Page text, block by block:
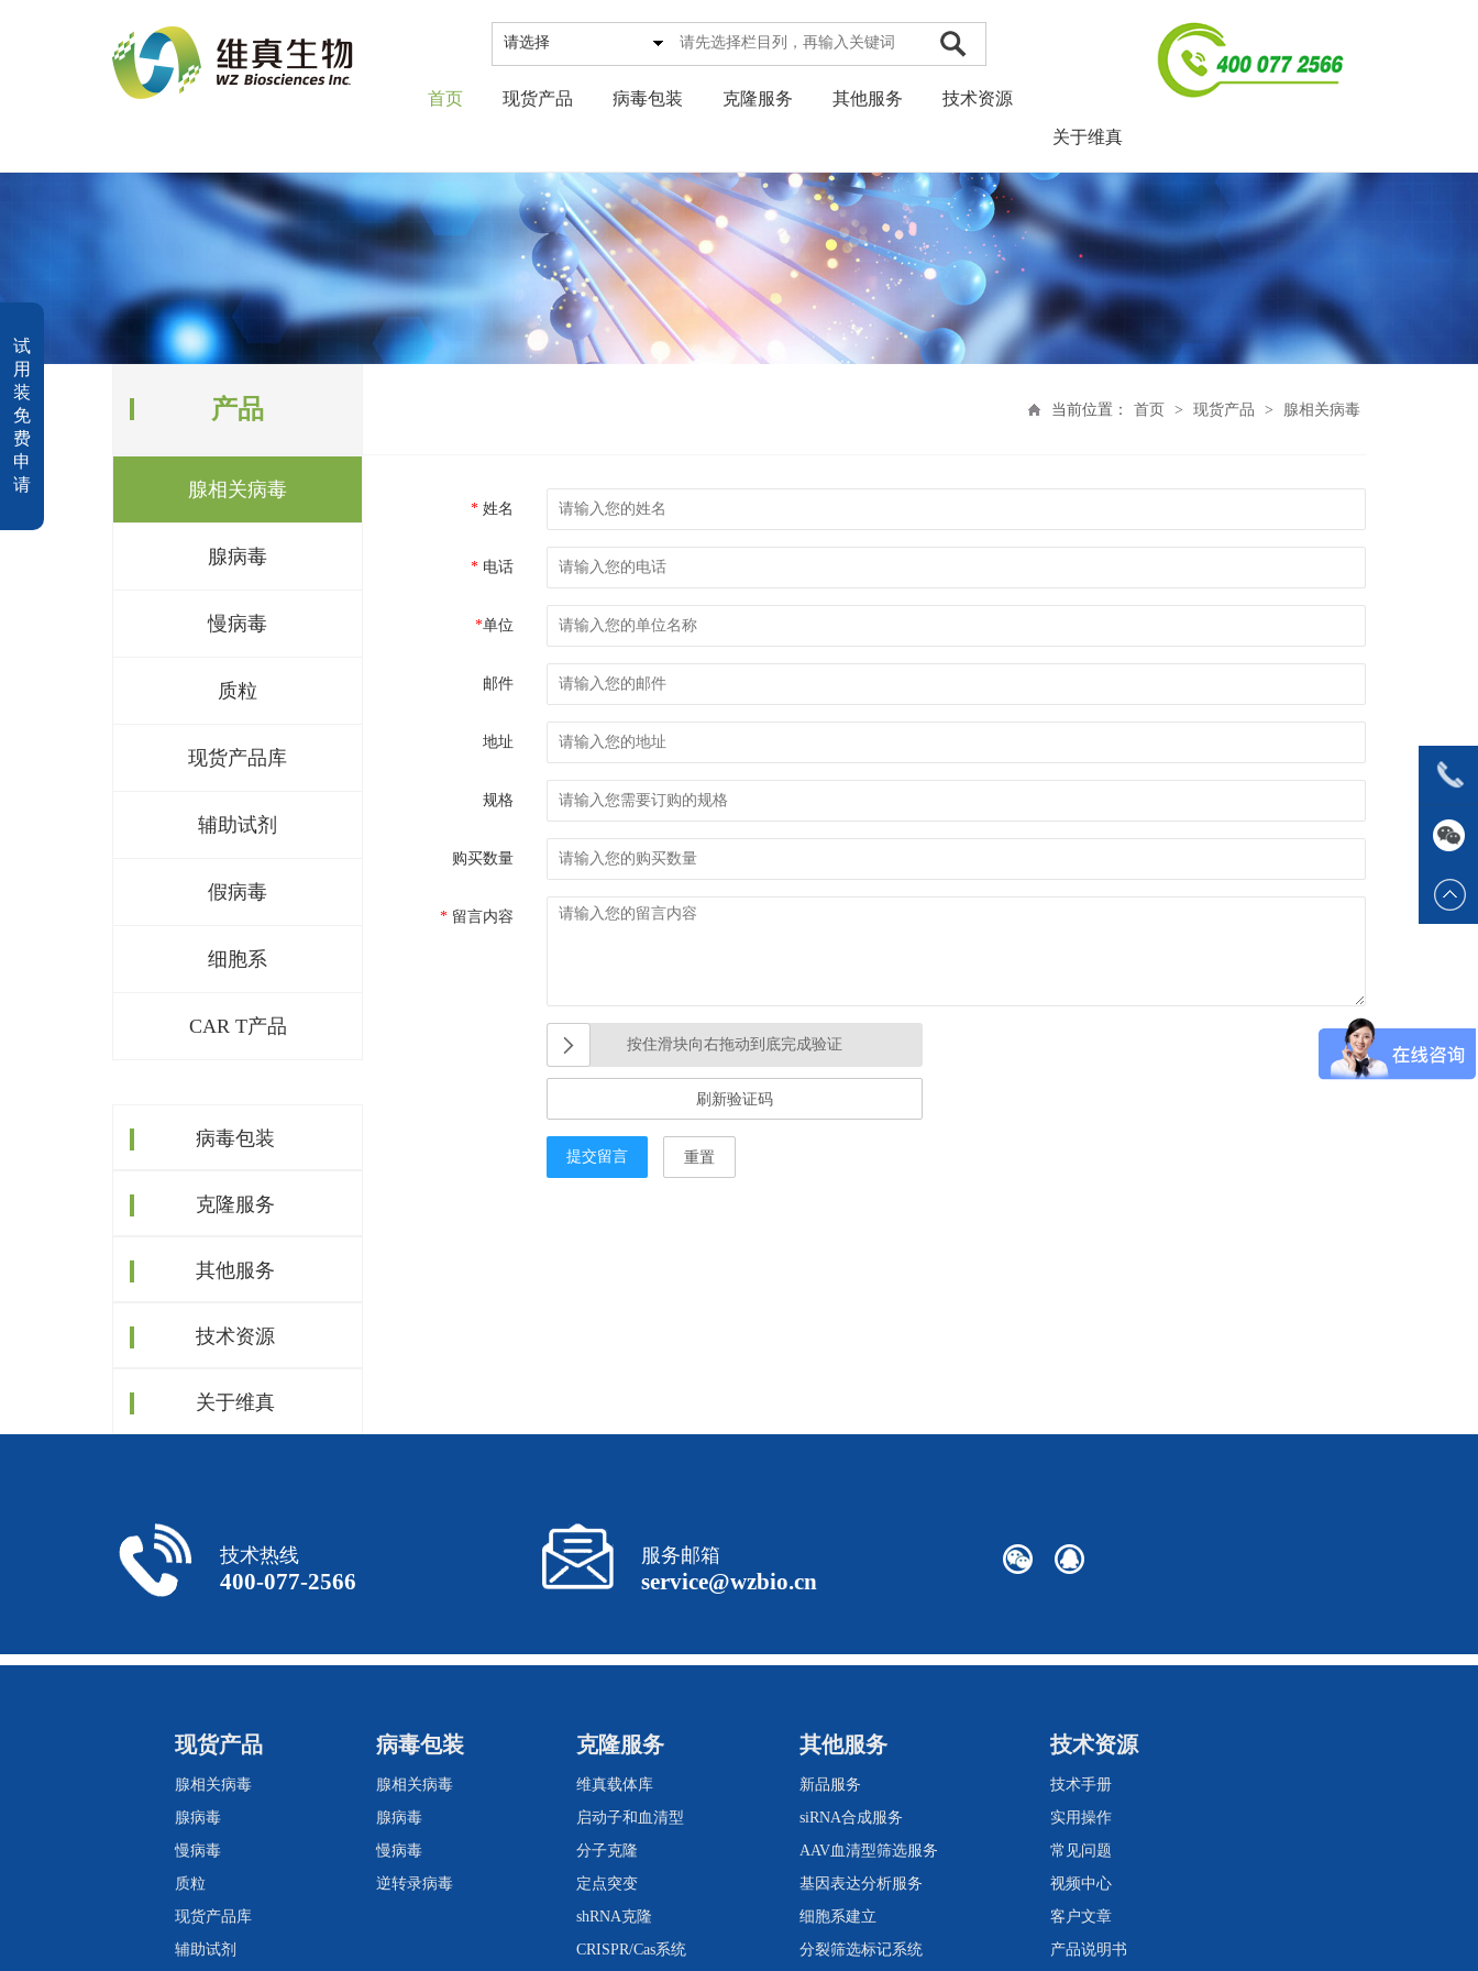
请选择
首页 现货产品 病毒包装 克隆服务 其他服务 技术资源
关于维真
产品
腺相关病毒
腺病毒
慢病毒
质粒
现货产品库
辅助试剂
假病毒
细胞系
CAR T产品
病毒包装
克隆服务
其他服务
技术资源
关于维真
当前位置： 首页 > 现货产品 > 腺相关病毒
* 姓名
* 电话
*单位
邮件
地址
规格
购买数量
* 留言内容
按住滑块向右拖动到底完成验证
刷新验证码
提交留言
试
用
装
免
费
申
请
技术热线
400-077-2566
服务邮箱
service@wzbio.cn
现货产品
腺相关病毒
腺病毒
慢病毒
质粒
现货产品库
辅助试剂
病毒包装
腺相关病毒
腺病毒
慢病毒
逆转录病毒
克隆服务
维真载体库
启动子和血清型
分子克隆
定点突变
shRNA克隆
CRISPR/Cas系统
其他服务
新品服务
siRNA合成服务
AAV血清型筛选服务
基因表达分析服务
细胞系建立
分裂筛选标记系统
技术资源
技术手册
实用操作
常见问题
视频中心
客户文章
产品说明书